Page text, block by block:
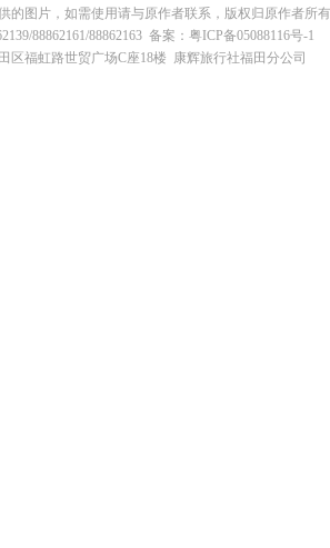
的图片，如需使用请与原作者联系，版权归原作者所
88862161/88862163 备案：粤ICP备05088116号-1
区福虹路世贸广场C座18楼 康辉旅行社福田分公司